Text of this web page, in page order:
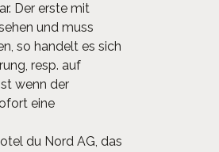
Der erste mit
und muss
so handelt es sich
resp. auf
wenn der
eine
du Nord AG, das